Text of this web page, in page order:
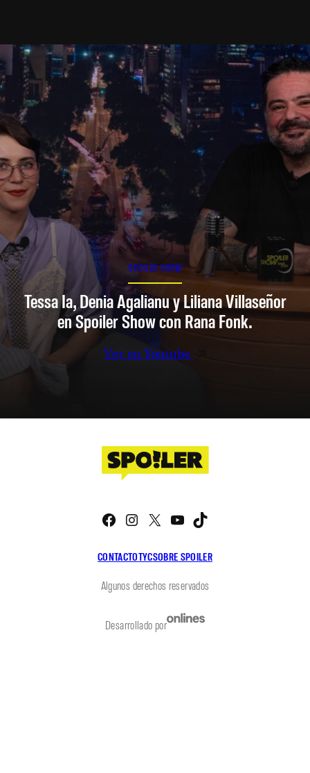
SPOILER SHOW
Tessa Ia, Denia Agalianu y Liliana Villaseñor
en Spoiler Show con Rana Fonk.
Ver en Youtube
CONTACTOTYCSOBRE SPOILER
Facebook
Instagram
X YouTube
Algunos derechos reservados
Desarrollado por